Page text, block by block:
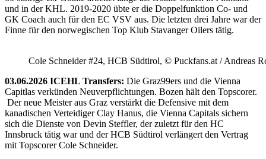
und in der KHL. 2019-2020 übte er die Doppelfunktion Co- und
GK Coach auch für den EC VSV aus. Die letzten drei Jahre war der
Finne für den norwegischen Top Klub Stavanger Oilers tätig.
Cole Schneider #24, HCB Südtirol, © Puckfans.at / Andreas
03.06.2026 ICEHL Transfers: Die Graz99ers und die Vienna
Capitlas verkünden Neuverpflichtungen. Bozen hält den Topscorer.
Der neue Meister aus Graz verstärkt die Defensive mit dem
kanadischen Verteidiger Clay Hanus, die Vienna Capitals sichern
sich die Dienste von Devin Steffler, der zuletzt für den HC
Innsbruck tätig war und der HCB Südtirol verlängert den Vertrag
mit Topscorer Cole Schneider.